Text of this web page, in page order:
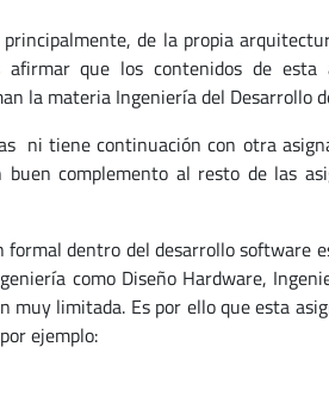
de la propia
que los contenidos de esta
la materia Ingeniería del Desarrollo
ni tiene continuación con otra
complemento al resto de las
formal dentro del desarrollo software
como Diseño Hardware,
muy limitada. Es por ello que esta
ejemplo: